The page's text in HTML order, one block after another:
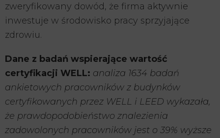
zweryfikowany dowód, że firma aktywnie
inwestuje w środowisko pracy sprzyjające
zdrowiu.
Dane z badań wspierające wartość
certyfikacji WELL: analiza 1634 badań
ankietowych pracowników z budynków
certyfikowanych przez WELL i LEED wykazała,
że prawdopodobieństwo znalezienia
zadowolonych pracowników jest o 39% wyższe